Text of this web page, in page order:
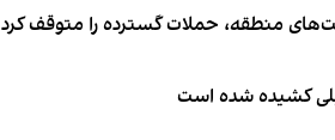
منطقه، حملات گسترده را متوقف کرد
کشیده شده است